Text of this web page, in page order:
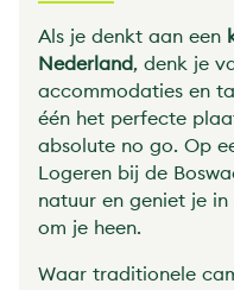
Als je denkt aan een
Nederland, denk je
accommodaties en
één het perfecte
absolute no go. Op
Logeren bij de
natuur en geniet je
om je heen.
Waar traditionele